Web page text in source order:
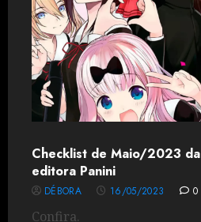
Checklist de Maio/2023 da
editora Panini
DÉBORA 16/05/2023 0
Confira.